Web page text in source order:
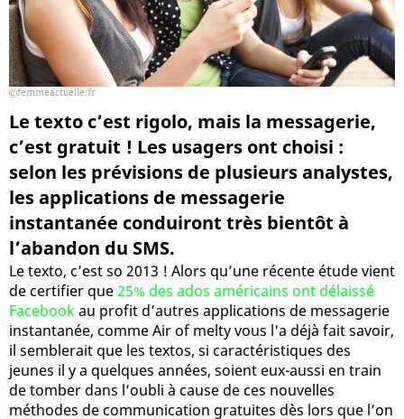
femmeactuelle.fr
Le texto c’est rigolo, mais la messagerie,
c’est gratuit ! Les usagers ont choisi :
selon les prévisions de plusieurs analystes,
les applications de messagerie
instantanée conduiront très bientôt à
l’abandon du SMS.
Le texto, c’est so 2013 ! Alors qu’une récente étude vient
de certifier que25% des ados américains ont délaissé
Facebookau profit d’autres applications de messagerie
instantanée, comme Air of melty vous l'a déjà fait savoir,
il semblerait que les textos, si caractéristiques des
jeunes il y a quelques années, soient eux-aussi en train
de tomber dans l’oubli à cause de ces nouvelles
méthodes de communication gratuites dès lors que l’on